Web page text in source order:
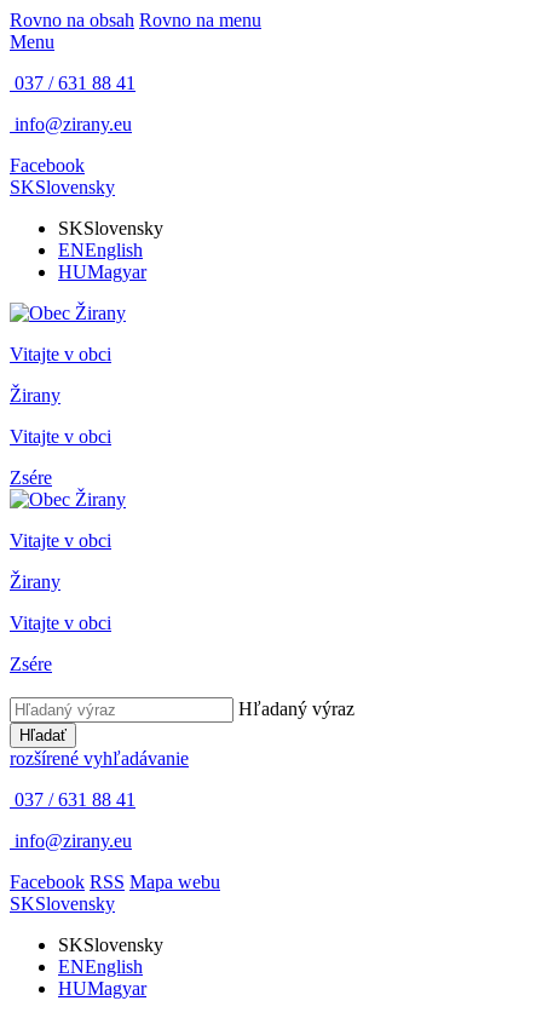
Rovno na obsah Rovno na menu
Menu
037 / 631 88 41
info@zirany.eu
Facebook
SKSlovensky
SKSlovensky
ENEnglish
HUMagyar
Vitajte v obci
Žirany
Vitajte v obci
Zsére
Vitajte v obci
Žirany
Vitajte v obci
Zsére
Hľadaný výraz
Hľadať
rozšírené vyhľadávanie
037 / 631 88 41
info@zirany.eu
Facebook RSS Mapa webu
SKSlovensky
SKSlovensky
ENEnglish
HUMagyar